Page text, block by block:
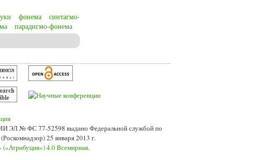
фонема
синтагмо-
парадигмо-фонема
ЭЛ № ФС 77-52598 выдано Федеральной службой по
25 января 2013 г.
4.0 Всемирная.